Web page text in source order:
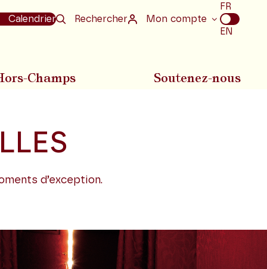
Calendrier Rechercher Mon compte
Choix
de
la
FR
EN
Champs Soutenez-nous
d’exception.